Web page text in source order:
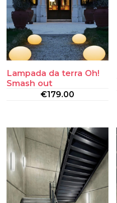
Lampada da terra Oh!
Smash out
€179.00